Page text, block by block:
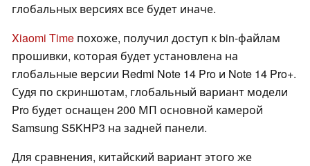
глобальных версиях все будет иначе.
Xiaomi Time похоже, получил доступ к bin-файлам
прошивки, которая будет установлена на
глобальные версии Redmi Note 14 Pro и Note 14 Pro+.
Судя по скриншотам, глобальный вариант модели
Pro будет оснащен 200 МП основной камерой
Samsung S5KHP3 на задней панели.
Для сравнения, китайский вариант этого же